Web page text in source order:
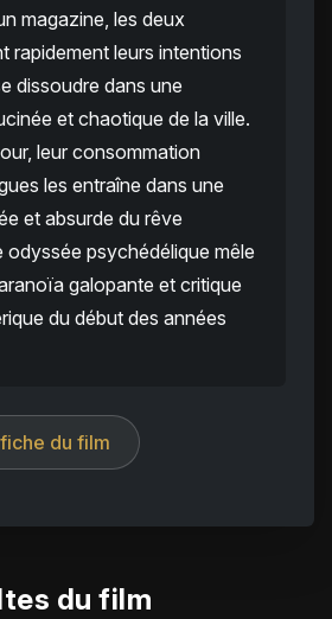
magazine, les deux
rapidement leurs intentions
dissoudre dans une
et chaotique de la ville.
leur consommation
les entraîne dans une
et absurde du rêve
odyssée psychédélique mêle
galopante et critique
du début des années
du film
du film